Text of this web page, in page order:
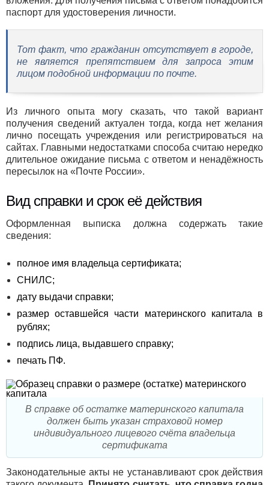
паспорт для удостоверения личности.
Тот факт, что гражданин отсутствует в городе,
не является препятствием для запроса этим
лицом подобной информации по почте.
Из личного опыта могу сказать, что такой вариант
получения сведений актуален тогда, когда нет желания
лично посещать учреждения или регистрироваться на
сайтах. Главными недостатками способа считаю нередко
длительное ожидание письма с ответом и ненадёжность
пересылок на «Почте России».
Вид справки и срок её действия
Оформленная выписка должна содержать такие
сведения:
полное имя владельца сертификата;
СНИЛС;
дату выдачи справки;
размер оставшейся части материнского капитала в
рублях;
подпись лица, выдавшего справку;
печать ПФ.
В справке об остатке материнского капитала
должен быть указан страховой номер
индивидуального лицевого счёта владельца
сертификата
Законодательные акты не устанавливают срок действия